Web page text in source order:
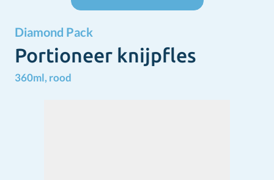
Diamond Pack
Portioneer knijpfles
360ml, rood